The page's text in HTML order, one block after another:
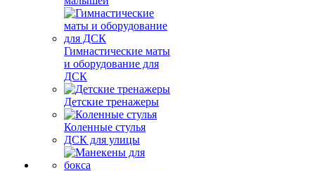
Гимнастические маты
и оборудование для
ДСК
Детские тренажеры
Коленные стулья
ДСК для улицы